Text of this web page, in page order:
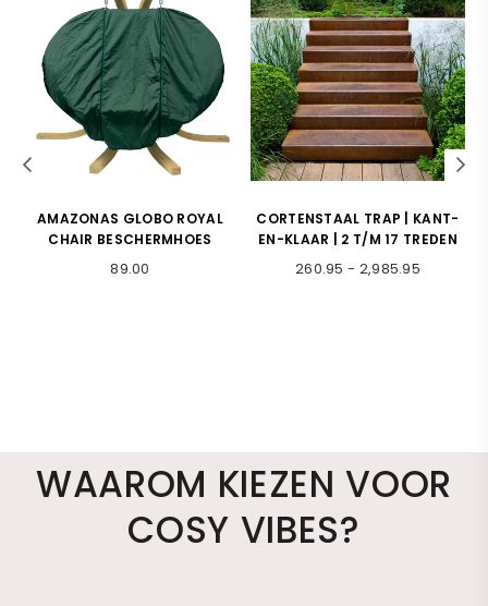
AMAZONAS GLOBO ROYAL
CHAIR BESCHERMHOES
Normale
89.00
CORTENSTAAL TRAP | KANT-
EN-KLAAR | 2 T/M 17 TREDEN
260.95 - 2,985.95
WAAROM KIEZEN VOOR
COSY VIBES?